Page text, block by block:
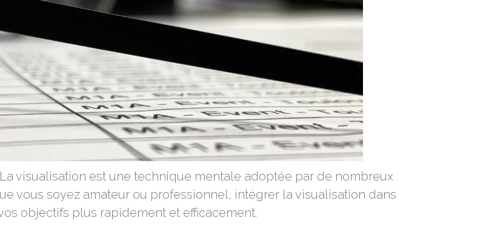
visualisation est une technique mentale adoptée par de nombreux
vous soyez amateur ou professionnel, intégrer la visualisation dans
objectifs plus rapidement et efficacement.